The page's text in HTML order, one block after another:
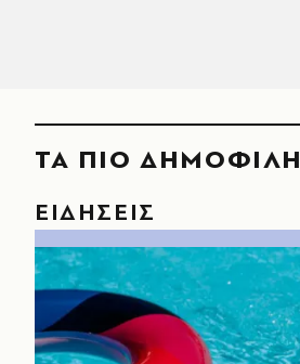
ΤΑ ΠΙΟ ΔΗΜΟΦΙΛΗ
ΕΙΔΗΣΕΙΣ